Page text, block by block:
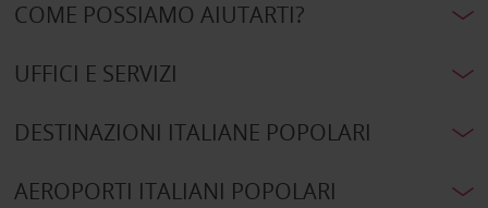
COME POSSIAMO AIUTARTI?
UFFICI E SERVIZI
DESTINAZIONI ITALIANE POPOLARI
AEROPORTI ITALIANI POPOLARI